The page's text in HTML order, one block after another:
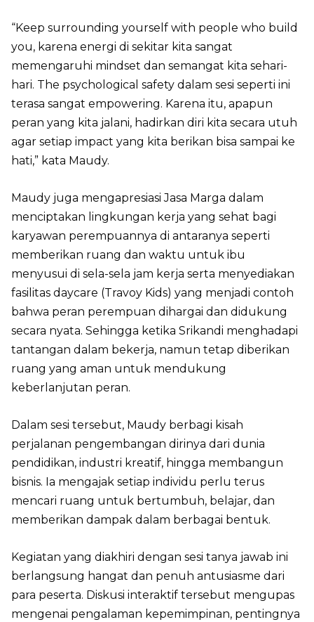
“Keep surrounding yourself with people who build
you, karena energi di sekitar kita sangat
memengaruhi mindset dan semangat kita sehari-
hari. The psychological safety dalam sesi seperti ini
terasa sangat empowering. Karena itu, apapun
peran yang kita jalani, hadirkan diri kita secara utuh
agar setiap impact yang kita berikan bisa sampai ke
hati,” kata Maudy.
Maudy juga mengapresiasi Jasa Marga dalam
menciptakan lingkungan kerja yang sehat bagi
karyawan perempuannya di antaranya seperti
memberikan ruang dan waktu untuk ibu
menyusui di sela-sela jam kerja serta menyediakan
fasilitas daycare (Travoy Kids) yang menjadi contoh
bahwa peran perempuan dihargai dan didukung
secara nyata. Sehingga ketika Srikandi menghadapi
tantangan dalam bekerja, namun tetap diberikan
ruang yang aman untuk mendukung
keberlanjutan peran.
Dalam sesi tersebut, Maudy berbagi kisah
perjalanan pengembangan dirinya dari dunia
pendidikan, industri kreatif, hingga membangun
bisnis. Ia mengajak setiap individu perlu terus
mencari ruang untuk bertumbuh, belajar, dan
memberikan dampak dalam berbagai bentuk.
Kegiatan yang diakhiri dengan sesi tanya jawab ini
berlangsung hangat dan penuh antusiasme dari
para peserta. Diskusi interaktif tersebut mengupas
mengenai pengalaman kepemimpinan, pentingnya